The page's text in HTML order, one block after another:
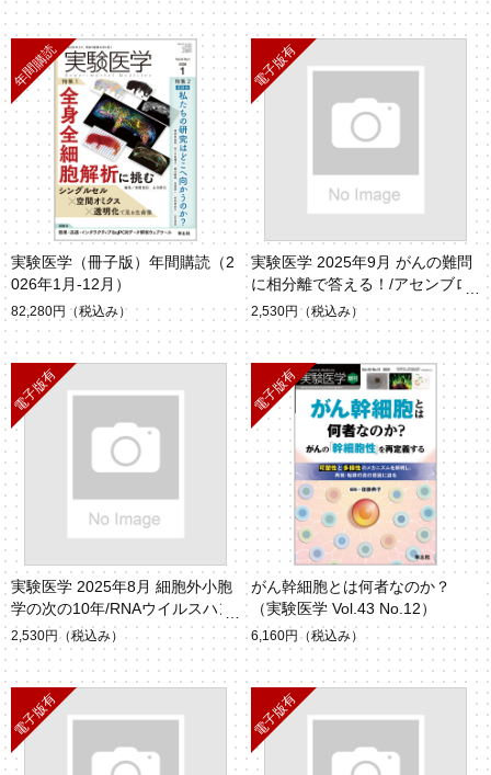
実験医学（冊子版）年間購読（2
026年1月-12月）
82,280円 （税込み）
実験医学 2025年9月 がんの難問
に相分離で答える！/アセンブロ
イド（Vol.43 No.14）
2,530円 （税込み）
実験医学 2025年8月 細胞外小胞
学の次の10年/RNAウイルスハン
ティング2.0（Vol.43 No.13）
2,530円 （税込み）
がん幹細胞とは何者なのか？
（実験医学 Vol.43 No.12）
6,160円 （税込み）